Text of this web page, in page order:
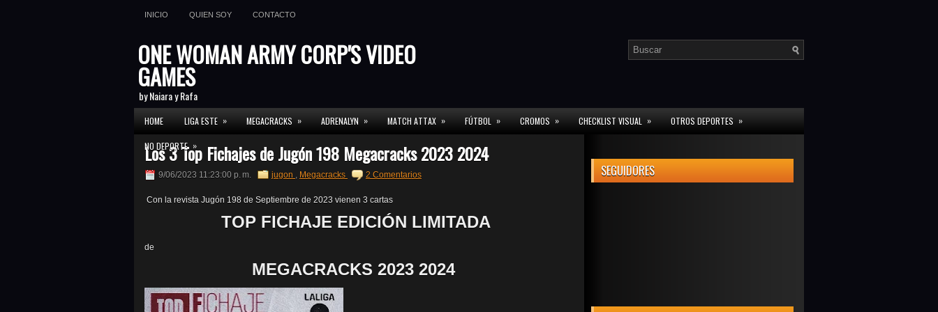
INICIO QUIEN SOY CONTACTO
ONE WOMAN ARMY CORP'S VIDEO
GAMES
by Naiara y Rafa
HOME LIGA ESTE » MEGACRACKS » ADRENALYN » MATCH ATTAX » FÚTBOL » CROMOS » CHECKLIST VISUAL » OTROS DEPORTES »
NO DEPORTE »
Los 3 Top Fichajes de Jugón 198 Megacracks 2023 2024
9/06/2023 11:23:00 p. m. jugon , Megacracks 2 Comentarios
Con la revista Jugón 198 de Septiembre de 2023 vienen 3 cartas
TOP FICHAJE EDICIÓN LIMITADA
de
MEGACRACKS 2023 2024
SEGUIDORES